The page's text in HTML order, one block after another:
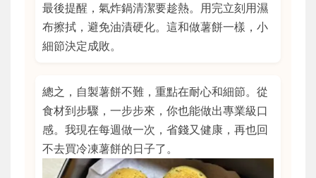
最後提醒，氣炸鍋清潔要趁熱。用完立刻用濕
布擦拭，避免油漬硬化。這和做薯餅一樣，小
細節決定成敗。
總之，自製薯餅不難，重點在耐心和細節。從
食材到步驟，一步步來，你也能做出專業級口
感。我現在每週做一次，省錢又健康，再也回
不去買冷凍薯餅的日子了。